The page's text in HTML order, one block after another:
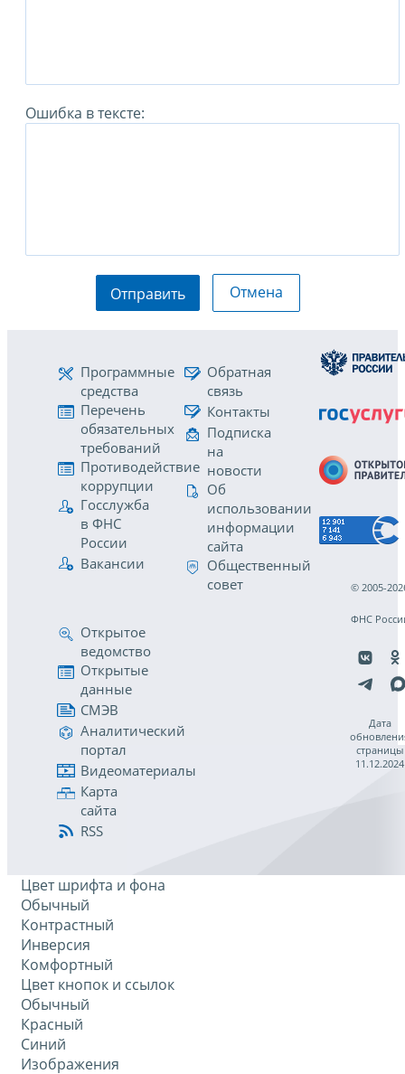
Ошибка в тексте:
Отправить Отмена
Программные
средства
Перечень
обязательных
требований
Противодействие
коррупции
Госслужба
в ФНС
России
Вакансии
Обратная
связь
Контакты
Подписка
на
новости
Об
использовании
информации
сайта
Общественный
совет
Открытое
ведомство
Открытые
данные
СМЭВ
Аналитический
портал
Видеоматериалы
Карта
сайта
RSS
© 2005-
ФНС
Дата
страницы
11.12.2024
Цвет шрифта и фона
Обычный
Контрастный
Инверсия
Комфортный
Цвет кнопок и ссылок
Обычный
Красный
Синий
Изображения